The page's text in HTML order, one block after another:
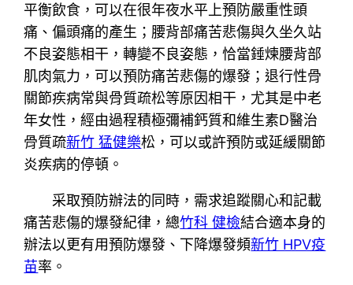
平衡飲食，可以在很年夜水平上預防嚴重性頭
痛、偏頭痛的產生；腰背部痛苦悲傷與久坐久站
不良姿態相干，轉變不良姿態，恰當錘煉腰背部
肌肉氣力，可以預防痛苦悲傷的爆發；退行性骨
關節疾病常與骨質疏松等原因相干，尤其是中老
年女性，經由過程積極彌補鈣質和維生素D醫治
骨質疏新竹 猛健樂松，可以或許預防或延緩關節
炎疾病的停頓。
采取預防辦法的同時，需求追蹤關心和記載
痛苦悲傷的爆發紀律，總竹科 健檢結合適本身的
辦法以更有用預防爆發、下降爆發頻新竹 HPV疫
苗率。